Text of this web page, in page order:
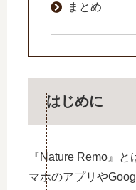
まとめ
はじめに
『Nature Remo』
マホのアプリや